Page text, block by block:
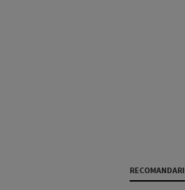
RECOMANDARI